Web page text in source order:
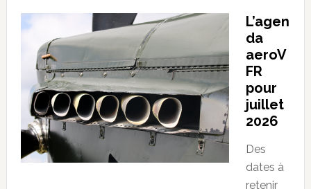
L’agen
da
aeroV
FR
pour
juillet
2026
Des
dates à
retenir